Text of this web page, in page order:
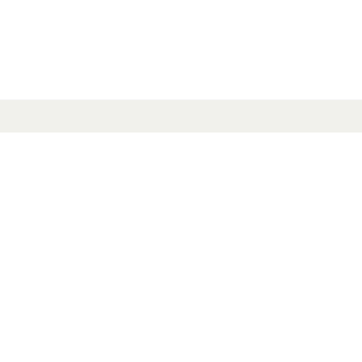
Charakter und schenkt allen Räumen stilvolle
Eichenholz relativ hart, aber dennoch